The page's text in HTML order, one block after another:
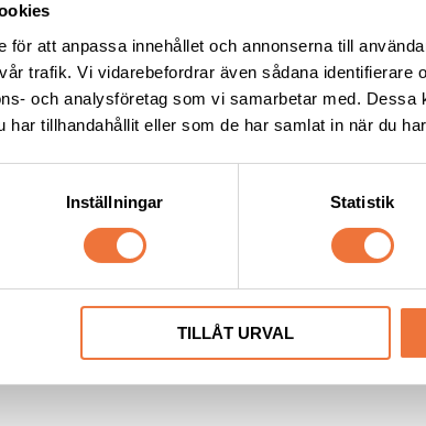
för att anpassa innehållet och annonserna till
trafik. Vi vidarebefordrar även sådana identifierare
och analysföretag som vi samarbetar med. Dessa
har tillhandahållit eller som de har samlat in när du
Inställningar Statistik
TILLÅT URVAL